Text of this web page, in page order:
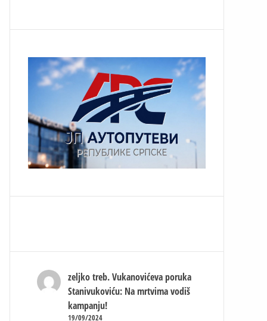
zeljko treb. Vukanovićeva poruka
Stanivukoviću: Na mrtvima vodiš
kampanju!
19/09/2024